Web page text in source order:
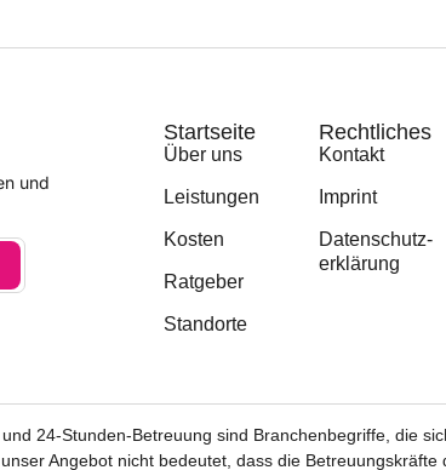
und
Startseite
Über uns
Leistungen
Kosten
Ratgeber
Standorte
Rechtliches
Kontakt
Imprint
Datenschutz­
erklärung
24-Stunden-Betreuung sind Branchenbegriffe, die
Angebot nicht bedeutet, dass die